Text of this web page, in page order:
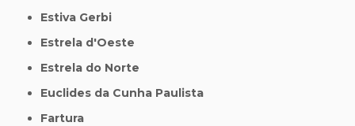
Estiva Gerbi
Estrela d'Oeste
Estrela do Norte
Euclides da Cunha Paulista
Fartura